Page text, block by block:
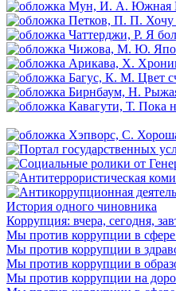
История одного чиновника
Коррупция: вчера, сегодня,
Мы против коррупции в
Мы против коррупции в
Мы против коррупции в
Мы против коррупции на